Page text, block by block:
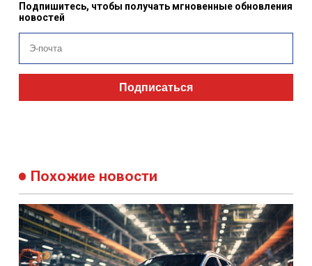
Подпишитесь, чтобы получать мгновенные обновления
новостей
Подписаться
Похожие новости